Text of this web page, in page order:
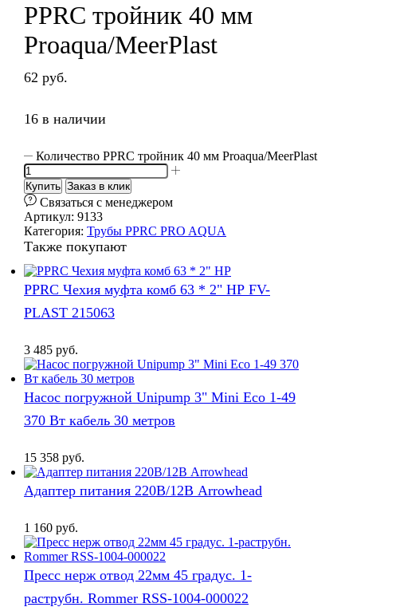
РРRC тройник 40 мм
Proaqua/MeerPlast
62 руб.
16 в наличии
Количество РРRC тройник 40 мм Proaqua/MeerPlast
Купить Заказ в клик
Cвязаться с менеджером
Артикул: 9133
Категория: Трубы РРRC PRO AQUA
Также покупают
РРRC Чехия муфта комб 63 * 2" НР FV-
PLAST 215063
3 485 руб.
Насос погружной Unipump 3" Mini Eco 1-49
370 Вт кабель 30 метров
15 358 руб.
Адаптер питания 220В/12В Arrowhead
1 160 руб.
Пресс нерж отвод 22мм 45 градус. 1-
раструбн. Rommer RSS-1004-000022